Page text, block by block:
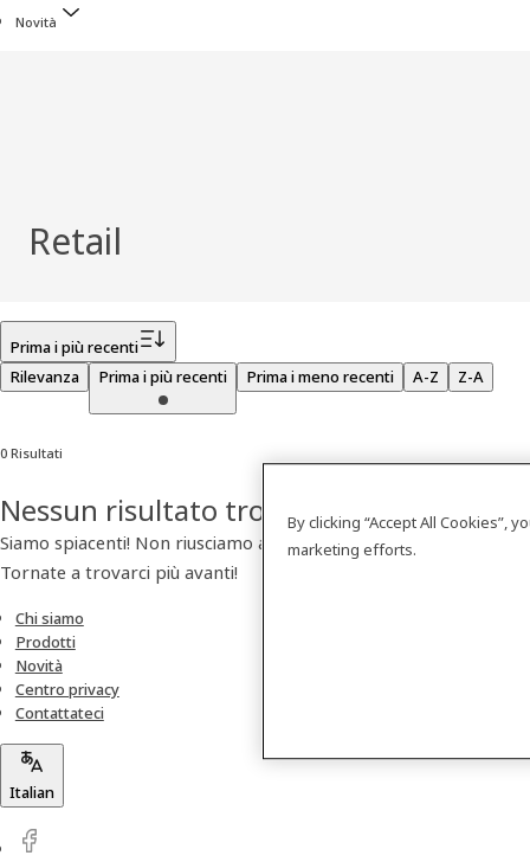
Novità
Retail
Prima i più recenti
Rilevanza
Prima i più recenti Prima i meno recenti A-Z Z-A
0 Risultati
Nessun risultato trovato
Siamo spiacenti! Non riusciamo a trovare nessun prodotto.
Tornate a trovarci più avanti!
Chi siamo
Prodotti
Novità
Centro privacy
Contattateci
Italian
By clicking “Accept All Cookies”,
marketing efforts.